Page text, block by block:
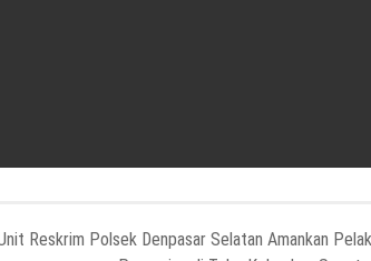
Reskrim Polsek Denpasar Selatan Amankan